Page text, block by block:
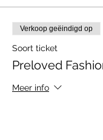
Verkoop geëindigd op
Soort ticket
Preloved
Meer info